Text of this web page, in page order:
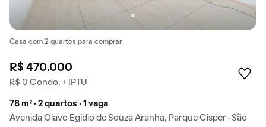
Casa com 2 quartos para comprar.
R$ 470.000
R$ 0 Condo. + IPTU
78 m² · 2 quartos · 1 vaga
Avenida Olavo Egídio de Souza Aranha, Parque Cisper · São